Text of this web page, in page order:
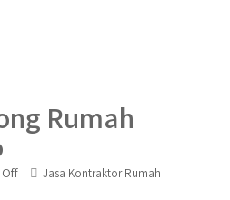
Rumah
Off Jasa Kontraktor Rumah